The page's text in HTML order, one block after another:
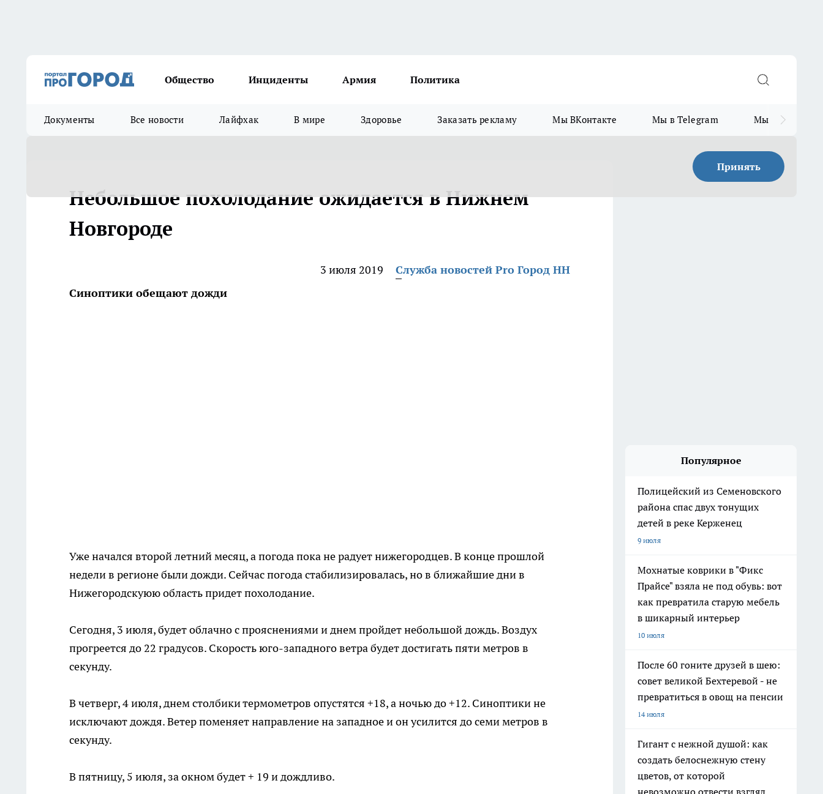
Общество Инциденты Армия Политика
Документы Все новости Лайфхак В мире Здоровье Заказать рекламу Мы ВКонтакте Мы в Telegram Мы в MAX
Принять
Небольшое похолодание ожидается в Нижнем
Новгороде
3 июля 2019
Служба новостей Pro Город НН
Синоптики обещают дожди
Уже начался второй летний месяц, а погода пока не радует нижегородцев. В конце прошлой
недели в регионе были дожди. Сейчас погода стабилизировалась, но в ближайшие дни в
Нижегородскуюю область придет похолодание.
Сегодня, 3 июля, будет облачно с прояснениями и днем пройдет небольшой дождь. Воздух
прогреется до 22 градусов. Скорость юго-западного ветра будет достигать пяти метров в
секунду.
В четверг, 4 июля, днем столбики термометров опустятся +18, а ночью до +12. Синоптики не
исключают дождя. Ветер поменяет направление на западное и он усилится до семи метров в
секунду.
В пятницу, 5 июля, за окном будет + 19 и дождливо.
Популярное
Полицейский из Семеновского
района спас двух тонущих
детей в реке Керженец
9 июля
Мохнатые коврики в "Фикс
Прайсе" взяла не под обувь: вот
как превратила старую мебель
в шикарный интерьер
10 июля
После 60 гоните друзей в шею:
совет великой Бехтеревой - не
превратиться в овощ на пенсии
14 июля
Гигант с нежной душой: как
создать белоснежную стену
цветов, от которой
невозможно отвести взгляд